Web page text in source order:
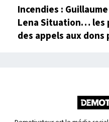
Incendies :
Lena Situation… les
des appels aux